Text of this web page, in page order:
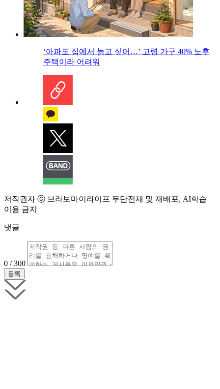
‘아파도 집에서 늙고 싶어…’ 고령 가구 40% 노후
주택이라 어려워
저작권자 ⓒ 브라보마이라이프 무단전재 및 재배포, AI학습
이용 금지
댓글
0 / 300